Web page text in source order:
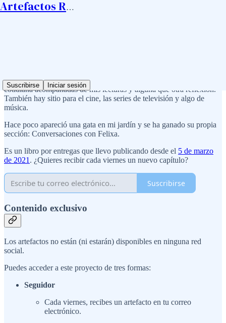
Artefactos Ramos
Suscribirse Iniciar sesión
Los artefactos son textos breves donde comparto escenas de mi vida
cotidiana acompañadas de mis lecturas y alguna que otra reflexión.
También hay sitio para el cine, las series de televisión y algo de
música.
Hace poco apareció una gata en mi jardín y se ha ganado su propia
sección: Conversaciones con Felixa.
Es un libro por entregas que llevo publicando desde el 5 de marzo
de 2021. ¿Quieres recibir cada viernes un nuevo capítulo?
Suscribirse
Contenido exclusivo
Los artefactos no están (ni estarán) disponibles en ninguna red
social.
Puedes acceder a este proyecto de tres formas:
Seguidor
Cada viernes, recibes un artefacto en tu correo
electrónico.